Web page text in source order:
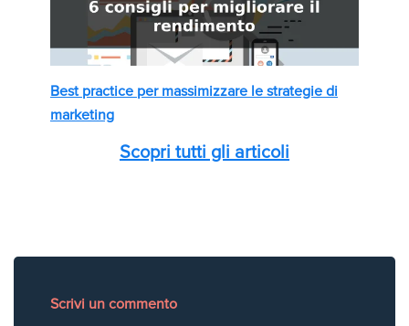
Best practice per massimizzare le strategie di
marketing
Scopri tutti gli articoli
Scrivi un commento